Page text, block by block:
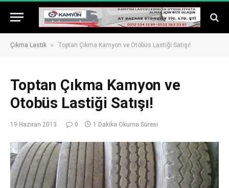
Çıkma Lastik » Toptan Çıkma Kamyon ve Otobüs Lastiği Satışı!
Toptan Çıkma Kamyon ve
Otobüs Lastiği Satışı!
19 Haziran 2013 0 1 Dakika Okuma Süresi